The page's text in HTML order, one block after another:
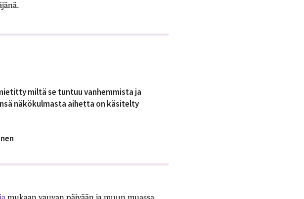
miltä se tuntuu vanhemmista ja
näkökulmasta aihetta on käsitelty